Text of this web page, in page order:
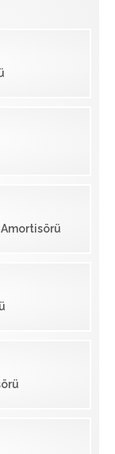
Amortisörü